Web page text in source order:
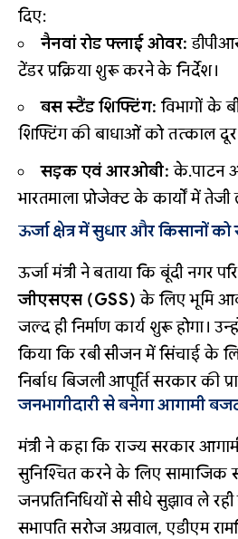
दिए:
नैनवां रोड फ्लाई ओवर:
टेंडर प्रक्रिया शुरू करने के निर्देश।
बस स्टैंड शिफ्टिंग: विभागों के
शिफ्टिंग की बाधाओं को तत्काल
सड़क एवं आरओबी: के.पाटन
भारतमाला प्रोजेक्ट के कार्यों में तेजी
ऊर्जा क्षेत्र में सुधार और किसानों को
ऊर्जा मंत्री ने बताया कि बूंदी नगर
जीएसएस (GSS) के लिए भूमि
जल्द ही निर्माण कार्य शुरू होगा।
किया कि रबी सीजन में सिंचाई के
निर्बाध बिजली आपूर्ति सरकार की
जनभागीदारी से बनेगा आगामी
मंत्री ने कहा कि राज्य सरकार
सुनिश्चित करने के लिए सामाजिक
जनप्रतिनिधियों से सीधे सुझाव ले
सभापति सरोज अग्रवाल, एडीएम